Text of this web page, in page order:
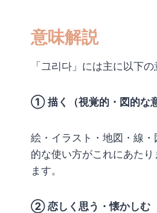
意味解説
「그리다」には主に以下の
① 描く（視覚的・図的な意
絵・イラスト・地図・線
的な使い方がこれにあた
ます。
② 恋しく思う・懐かしむ